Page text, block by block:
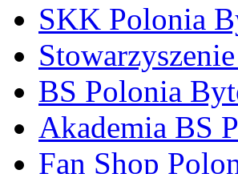
SKK Polonia
BS Polonia
Akademia BS
Fan Shop